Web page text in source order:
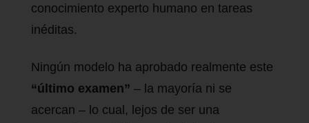
conocimiento experto humano en tareas
inéditas.
Ningún modelo ha aprobado realmente este
“último examen” – la mayoría ni se
acercan – lo cual, lejos de ser una